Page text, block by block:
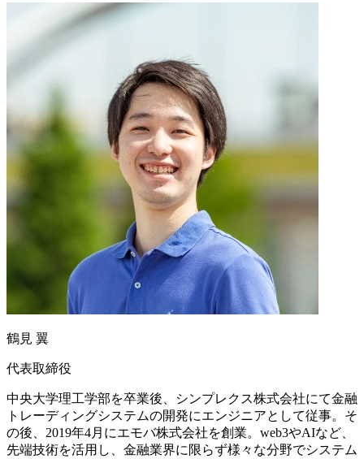
鶴見 翼
代表取締役
中央大学理工学部を卒業後、シンプレクス株式会社にて金融
トレーディングシステムの開発にエンジニアとして従事。そ
の後、2019年4月にエモバ株式会社を創業。web3やAIなど、
先端技術を活用し、金融業界に限らず様々な分野でシステム